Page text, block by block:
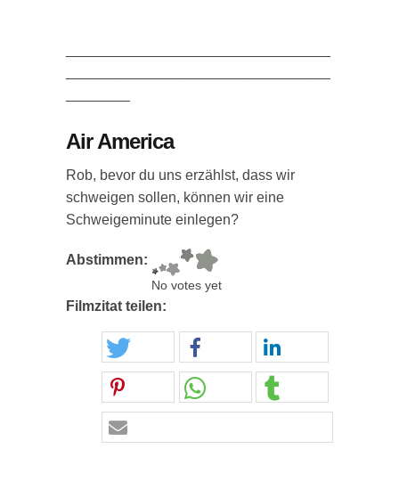
Air America
Rob, bevor du uns erzählst, dass wir
schweigen sollen, können wir eine
Schweigeminute einlegen?
Abstimmen:
No votes yet
Filmzitat teilen: